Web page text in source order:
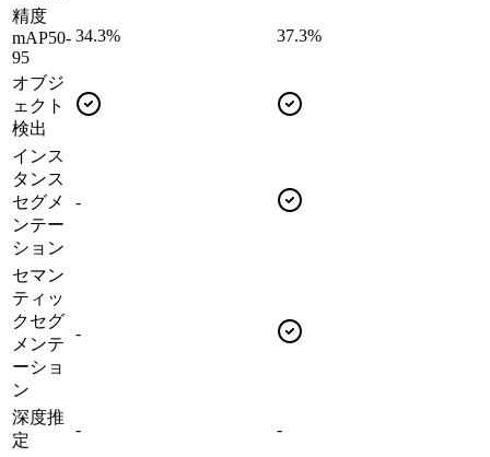
精度
mAP50-
95
34.3% 37.3%
オブジ
ェクト
検出
インス
タンス
セグメ
ンテー
ション
-
セマン
ティッ
クセグ
メンテ
ーショ
ン
-
深度推
定
- -